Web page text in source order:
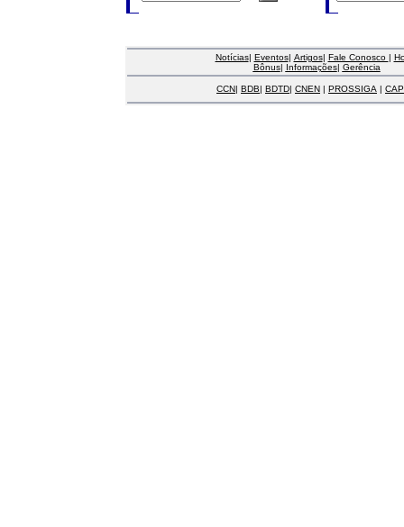
Notícias| Eventos| Artigos| Fale Conosco |
Bônus| Informações| Gerência
CCN| BDB| BDTD| CNEN | PROSSIGA |